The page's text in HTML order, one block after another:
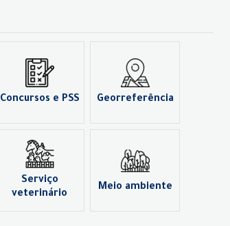
Concursos e PSS Georreferência
Serviço
veterinário
Meio ambiente